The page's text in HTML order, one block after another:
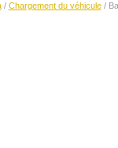
/ Chargement du véhicule/